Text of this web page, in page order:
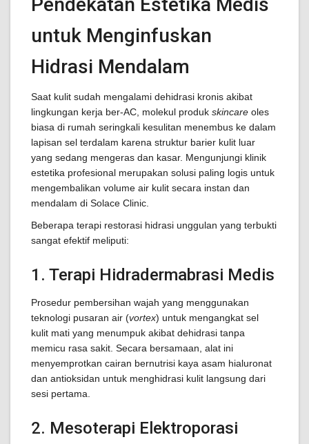
untuk Menginfuskan
Hidrasi Mendalam
Saat kulit sudah mengalami dehidrasi kronis akibat
lingkungan kerja ber-AC, molekul produk skincare oles
biasa di rumah seringkali kesulitan menembus ke dalam
lapisan sel terdalam karena struktur barier kulit luar
yang sedang mengeras dan kasar. Mengunjungi klinik
estetika profesional merupakan solusi paling logis untuk
mengembalikan volume air kulit secara instan dan
mendalam di Solace Clinic.
Beberapa terapi restorasi hidrasi unggulan yang terbukti
sangat efektif meliputi:
1. Terapi Hidradermabrasi Medis
Prosedur pembersihan wajah yang menggunakan
teknologi pusaran air (vortex) untuk mengangkat sel
kulit mati yang menumpuk akibat dehidrasi tanpa
memicu rasa sakit. Secara bersamaan, alat ini
menyemprotkan cairan bernutrisi kaya asam hialuronat
dan antioksidan untuk menghidrasi kulit langsung dari
sesi pertama.
2. Mesoterapi Elektroporasi